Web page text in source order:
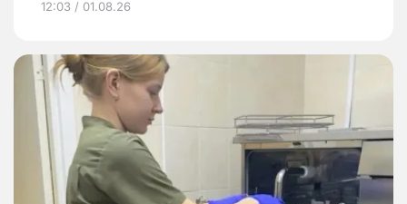
12:03 / 01.08.26